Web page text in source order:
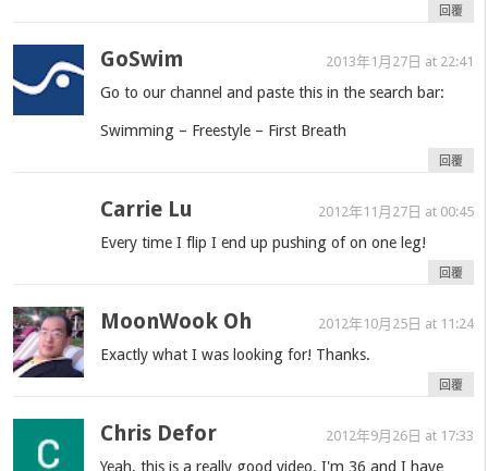
回覆
GoSwim 2013年1月27日 at 22:41
Go to our channel and paste this in the search bar:
Swimming – Freestyle – First Breath
回覆
Carrie Lu 2012年11月27日 at 00:45
Every time I flip I end up pushing of on one leg!
回覆
MoonWook Oh 2012年10月25日 at 11:24
Exactly what I was looking for! Thanks.
回覆
Chris Defor 2012年9月26日 at 17:33
Yeah, this is a really good video. I'm 36 and I have